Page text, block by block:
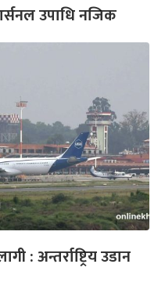
उपाधि नजिक
: अन्तर्राष्ट्रिय उडान